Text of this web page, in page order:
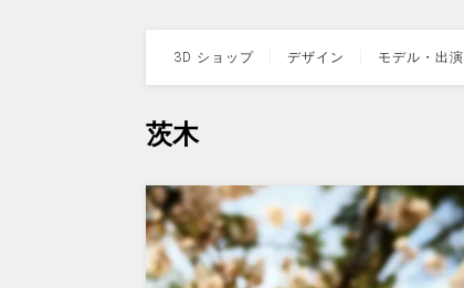
3D ショップ デザイン モデル・出演
茨木